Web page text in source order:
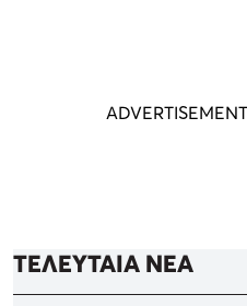
ΤΕΛΕΥΤΑΙΑ ΝΕΑ